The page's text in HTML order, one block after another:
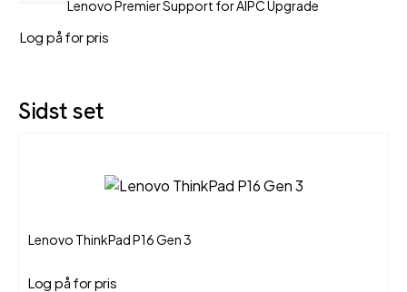
Lenovo Premier Support for AIPC Upgrade
Log på for pris
Sidst set
Lenovo ThinkPad P16 Gen 3
Log på for pris